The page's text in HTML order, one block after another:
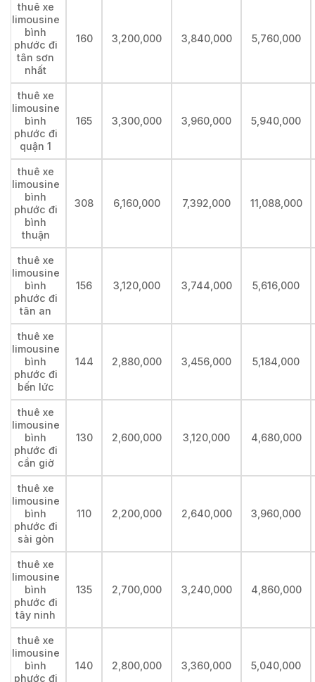
thuê xe
limousine
bình
phước đi
tân sơn
nhất
160 3,200,000 3,840,000 5,760,000
thuê xe
limousine
bình
phước đi
quận 1
165 3,300,000 3,960,000 5,940,000
thuê xe
limousine
bình
phước đi
bình
thuận
308 6,160,000 7,392,000 11,088,000
thuê xe
limousine
bình
phước đi
tân an
156 3,120,000 3,744,000 5,616,000
thuê xe
limousine
bình
phước đi
bến lức
144 2,880,000 3,456,000 5,184,000
thuê xe
limousine
bình
phước đi
cần giờ
130 2,600,000 3,120,000 4,680,000
thuê xe
limousine
bình
phước đi
sài gòn
110 2,200,000 2,640,000 3,960,000
thuê xe
limousine
bình
phước đi
tây ninh
135 2,700,000 3,240,000 4,860,000
thuê xe
limousine
bình
phước đi
140 2,800,000 3,360,000 5,040,000